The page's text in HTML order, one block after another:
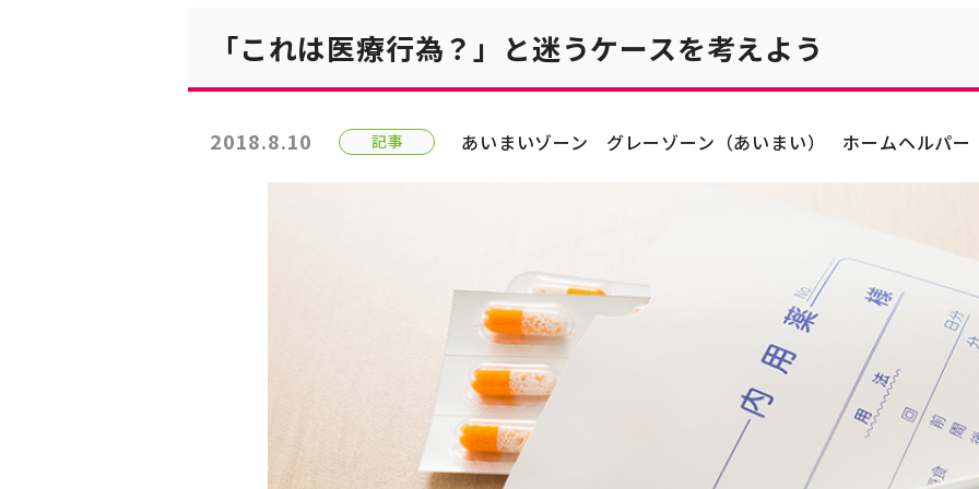
「これは医療行為？」と迷うケースを考えよう
2018.8.10 記事 あいまいゾーン グレーゾーン（あいまい） ホームヘルパー